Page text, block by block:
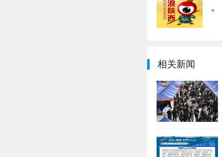
。
相关新闻